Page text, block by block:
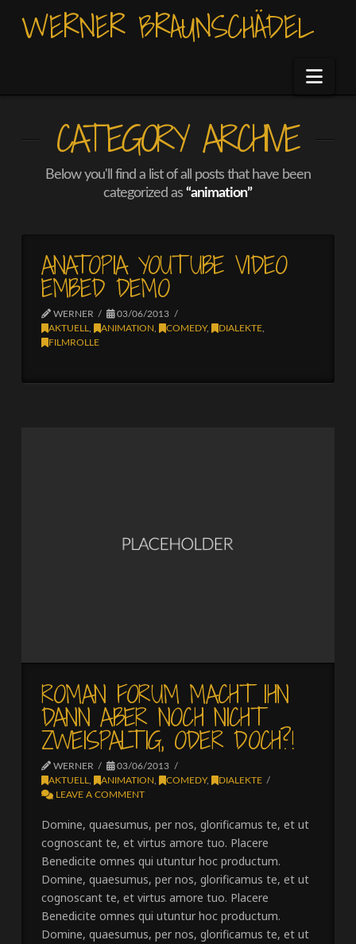
WERNER BRAUNSCHÄDEL
CATEGORY ARCHIVE
Below you'll find a list of all posts that have been
categorized as“animation”
ANATOPIA YOUTUBE VIDEO
EMBED DEMO
WERNER
03/06/2013
AKTUELL
ANIMATION COMEDY, DIALEKTE,
FILMROLLE
ROMAN FORUM MACHT IHN
DANN ABER NOCH NICHT
ZWEISPALTIG, ODER DOCH?!
WERNER
03/06/2013
AKTUELL
ANIMATION COMEDY,
DIALEKTE
LEAVE A COMMENT
Domine, quaesumus, per nos, glorificamus te, et ut
cognoscant te, et virtus amore tuo. Placere
Benedicite omnes qui utuntur hoc productum.
Domine, quaesumus, per nos, glorificamus te, et ut
cognoscant te, et virtus amore tuo. Placere
Benedicite omnes qui utuntur hoc productum.
Domine, quaesumus, per nos, glorificamus te, et ut